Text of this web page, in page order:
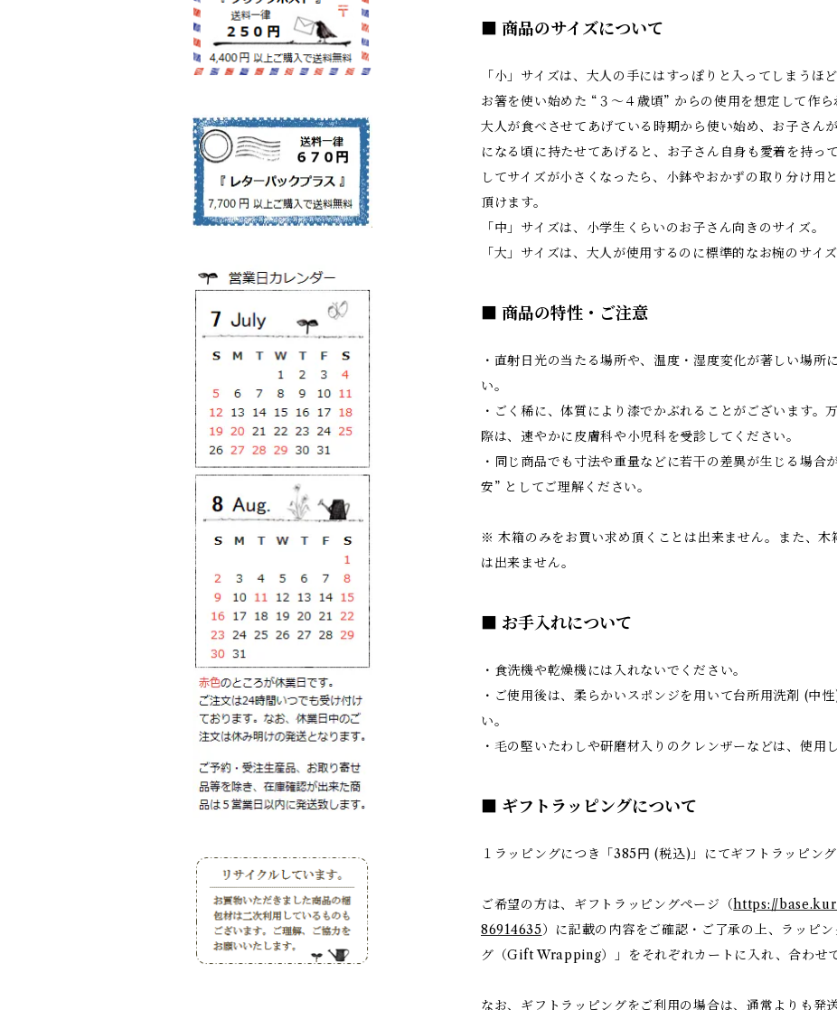
■ 商品のサイズについて
「小」サイズは、大人の手にはすっぽりと入ってしまうほ
お箸を使い始めた “３〜４歳頃” からの使用を想定して作
大人が食べさせてあげている時期から使い始め、お子さん
になる頃に持たせてあげると、お子さん自身も愛着を持っ
してサイズが小さくなったら、小鉢やおかずの取り分け用
頂けます。
「中」サイズは、小学生くらいのお子さん向きのサイズ。
「大」サイズは、大人が使用するのに標準的なお椀のサイズ
■ 商品の特性・ご注意
・直射日光の当たる場所や、温度・湿度変化が著しい場所
い。
・ごく稀に、体質により漆でかぶれることがございます。
際は、速やかに皮膚科や小児科を受診してください。
・同じ商品でも寸法や重量などに若干の差異が生じる場合
安” としてご理解ください。
※ 木箱のみをお買い求め頂くことは出来ません。また、木
は出来ません。
■ お手入れについて
・食洗機や乾燥機には入れないでください。
・ご使用後は、柔らかいスポンジを用いて台所用洗剤 (中
い。
・毛の堅いたわしや研磨材入りのクレンザーなどは、使用
■ ギフトラッピングについて
１ラッピングにつき「385円 (税込)」にてギフトラッピング
ご希望の方は、ギフトラッピングページ（https://
86914635）に記載の内容をご確認・ご了承の上、ラッピ
グ（Gift Wrapping）」をそれぞれカートに入れ、合わせ
なお、ギフトラッピングをご利用の場合は、通常よりも発